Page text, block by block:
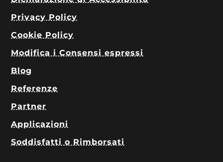
Privacy Policy
Cookie Policy
Modifica i Consensi espressi
Blog
Referenze
Partner
Applicazioni
Soddisfatti o Rimborsati